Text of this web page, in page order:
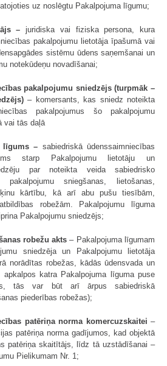
uz noslēgtu Pakalpojuma līgumu;
– juridiska vai fiziska persona, kura
pakalpojumu lietotāja īpašumā vai
sistēmu ūdens saņemšanai un
notekūdeņu novadīšanai;
pakalpojumu sniedzējs (turpmāk –
– komersants, kas sniedz noteikta
pakalpojumus šo pakalpojumu
vai tās daļā
līgums – sabiedriskā ūdenssaimniecības
starp Pakalpojumu lietotāju un
par noteikta veida sabiedrisko
pakalpojumu sniegšanas, lietošanas,
kārtību, kā arī abu pušu tiesībām,
robežām. Pakalpojumu līguma
Pakalpojumu sniedzējs;
robežu akts – Pakalpojuma līgumam
sniedzēja un Pakalpojumu lietotāja
norādītas robežas, kādās ūdensvada un
katra Pakalpojuma līguma puse
tās var būt arī ārpus sabiedriskā
piederības robežas);
patēriņa norma komercuzskaitei –
patēriņa norma gadījumos, kad objektā
patēriņa skaitītājs, līdz tā uzstādīšanai –
Pielikumam Nr. 1;